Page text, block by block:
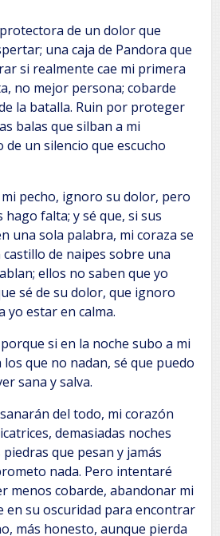
de un dolor que
una caja de Pandora que
si realmente cae mi primera
no mejor persona; cobarde
la batalla. Ruin por proteger
balas que silban a mi
un silencio que escucho
pecho, ignoro su dolor, pero
hago falta; y sé que, si sus
una sola palabra, mi coraza se
de naipes sobre una
ellos no saben que yo
sé de su dolor, que ignoro
yo estar en calma.
si en la noche subo a mi
que no nadan, sé que puedo
sana y salva.
del todo, mi corazón
demasiadas noches
que pesan y jamás
nada. Pero intentaré
menos cobarde, abandonar mi
en su oscuridad para encontrar
más honesto, aunque pierda